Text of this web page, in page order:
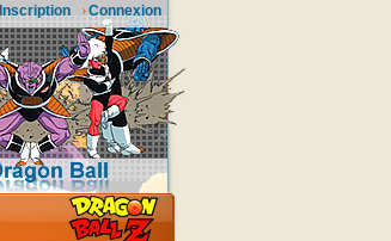
Connexion
Inscription